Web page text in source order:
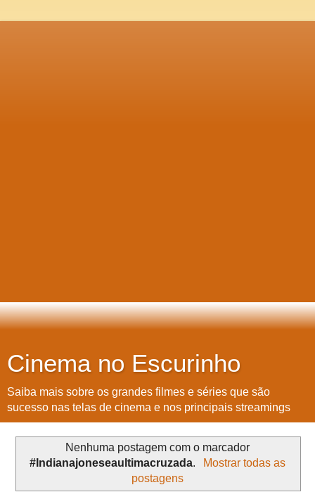
Cinema no Escurinho
Saiba mais sobre os grandes filmes e séries que são
sucesso nas telas de cinema e nos principais streamings
Nenhuma postagem com o marcador
#Indianajoneseaultimacruzada.
Mostrar todas as
postagens